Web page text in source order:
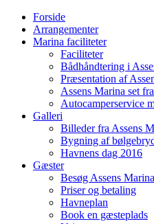
Forside
Arrangementer
Marina faciliteter
Faciliteter
Bådhåndtering i
Præsentation af
Assens Marina set
Autocamperservice
Galleri
Billeder fra Assens
Bygning af
Havnens dag 2016
Gæster
Besøg Assens Marina
Priser og betaling
Havneplan
Book en gæsteplads